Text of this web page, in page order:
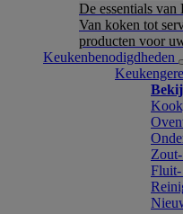
De essentials van
Van koken tot
producten voor
Keukenbenodigdheden
Fluit-